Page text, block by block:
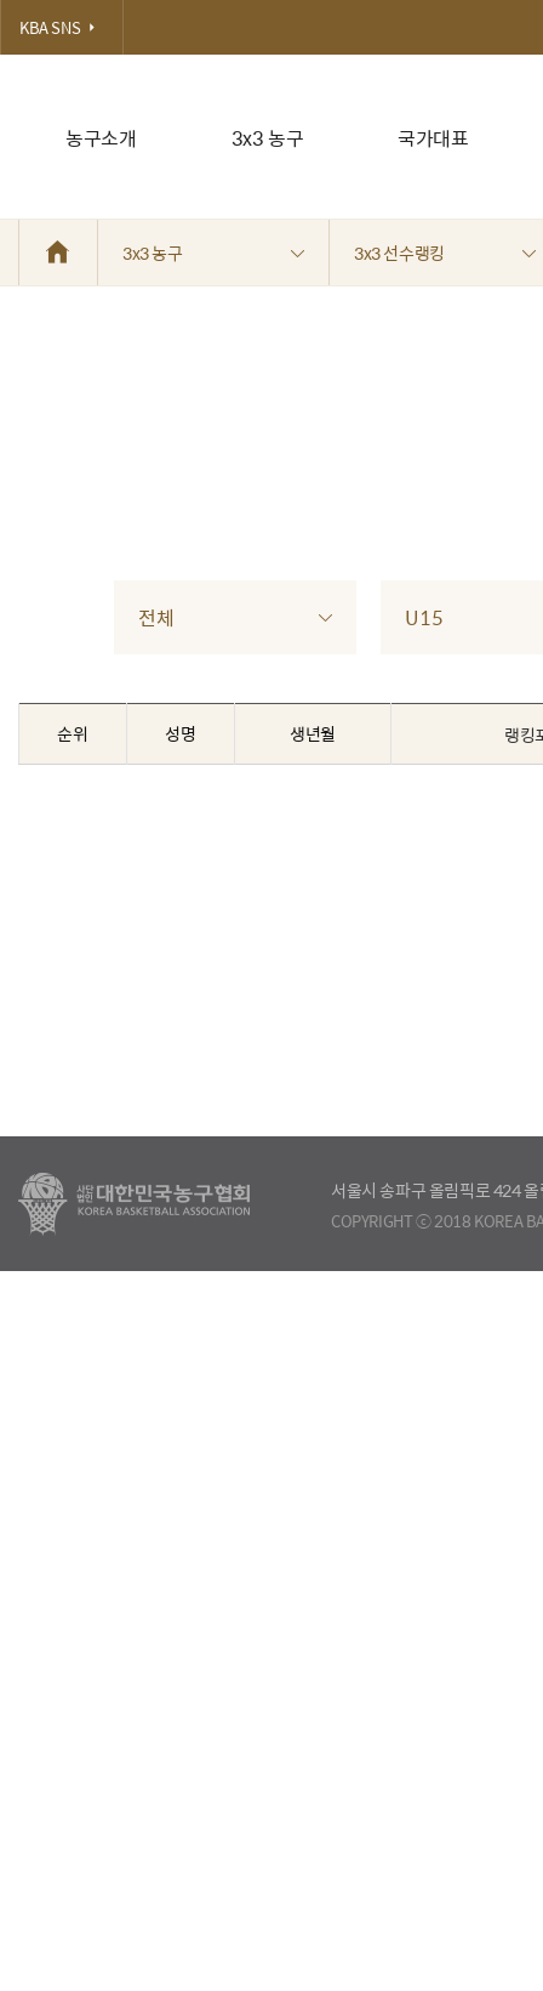
농구소개 3x3 농구 국가대표
KBA SNS
3x3 농구 3x3 선수랭킹
전체 U15
순위 성명 생년월 랭킹
서울시 송파구 올림픽로 424
COPYRIGHT ⓒ 2018 KOREA